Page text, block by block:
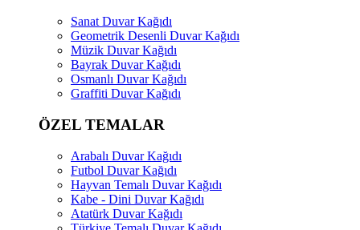
Sanat Duvar Kağıdı
Geometrik Desenli Duvar Kağıdı
Müzik Duvar Kağıdı
Bayrak Duvar Kağıdı
Osmanlı Duvar Kağıdı
Graffiti Duvar Kağıdı
ÖZEL TEMALAR
Arabalı Duvar Kağıdı
Futbol Duvar Kağıdı
Hayvan Temalı Duvar Kağıdı
Kabe - Dini Duvar Kağıdı
Atatürk Duvar Kağıdı